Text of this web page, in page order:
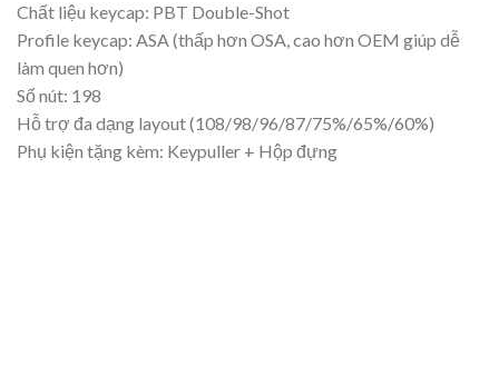
Chất liệu keycap: PBT Double-Shot
Profile keycap: ASA (thấp hơn OSA, cao hơn OEM giúp dễ
làm quen hơn)
Số nút: 198
Hỗ trợ đa dạng layout (108/98/96/87/75%/65%/60%)
Phụ kiện tặng kèm: Keypuller + Hộp đựng